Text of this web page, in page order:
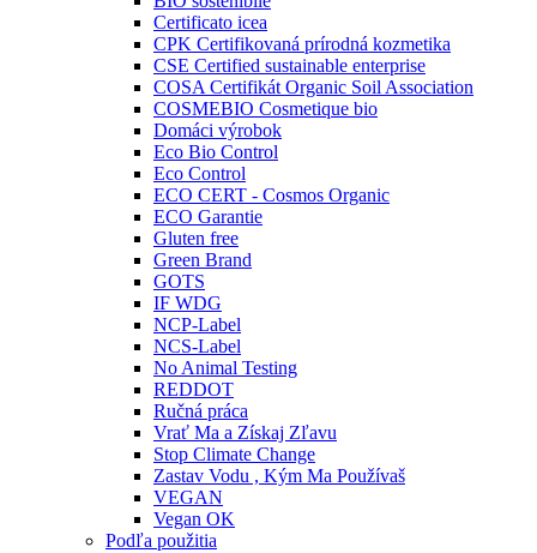
Certificato icea
CPK Certifikovaná prírodná kozmetika
CSE Certified sustainable enterprise
COSA Certifikát Organic Soil Association
COSMEBIO Cosmetique bio
Domáci výrobok
Eco Bio Control
Eco Control
ECO CERT - Cosmos Organic
ECO Garantie
Gluten free
Green Brand
GOTS
IF WDG
NCP-Label
NCS-Label
No Animal Testing
REDDOT
Ručná práca
Vrať Ma a Získaj Zľavu
Stop Climate Change
Zastav Vodu , Kým Ma Používaš
VEGAN
Vegan OK
Podľa použitia